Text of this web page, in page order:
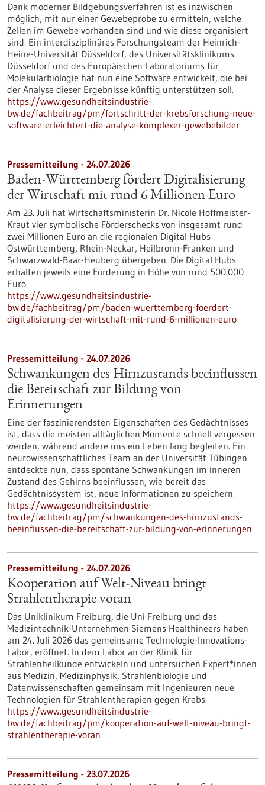
Dank moderner Bildgebungsverfahren ist es inzwischen
möglich, mit nur einer Gewebeprobe zu ermitteln, welche
Zellen im Gewebe vorhanden sind und wie diese organisiert
sind. Ein interdisziplinäres Forschungsteam der Heinrich-
Heine-Universität Düsseldorf, des Universitätsklinikums
Düsseldorf und des Europäischen Laboratoriums für
Molekularbiologie hat nun eine Software entwickelt, die bei
der Analyse dieser Ergebnisse künftig unterstützen soll.
https://www.gesundheitsindustrie-
bw.de/fachbeitrag/pm/fortschritt-der-krebsforschung-neue-
software-erleichtert-die-analyse-komplexer-gewebebilder
Pressemitteilung - 24.07.2026
Baden-Württemberg fördert Digitalisierung
der Wirtschaft mit rund 6 Millionen Euro
Am 23. Juli hat Wirtschaftsministerin Dr. Nicole Hoffmeister-
Kraut vier symbolische Förderschecks von insgesamt rund
zwei Millionen Euro an die regionalen Digital Hubs
Ostwürttemberg, Rhein-Neckar, Heilbronn-Franken und
Schwarzwald-Baar-Heuberg übergeben. Die Digital Hubs
erhalten jeweils eine Förderung in Höhe von rund 500.000
Euro.
https://www.gesundheitsindustrie-
bw.de/fachbeitrag/pm/baden-wuerttemberg-foerdert-
digitalisierung-der-wirtschaft-mit-rund-6-millionen-euro
Pressemitteilung - 24.07.2026
Schwankungen des Hirnzustands beeinflussen
die Bereitschaft zur Bildung von
Erinnerungen
Eine der faszinierendsten Eigenschaften des Gedächtnisses
ist, dass die meisten alltäglichen Momente schnell vergessen
werden, während andere uns ein Leben lang begleiten. Ein
neurowissenschaftliches Team an der Universität Tübingen
entdeckte nun, dass spontane Schwankungen im inneren
Zustand des Gehirns beeinflussen, wie bereit das
Gedächtnissystem ist, neue Informationen zu speichern.
https://www.gesundheitsindustrie-
bw.de/fachbeitrag/pm/schwankungen-des-hirnzustands-
beeinflussen-die-bereitschaft-zur-bildung-von-erinnerungen
Pressemitteilung - 24.07.2026
Kooperation auf Welt-Niveau bringt
Strahlentherapie voran
Das Uniklinikum Freiburg, die Uni Freiburg und das
Medizintechnik-Unternehmen Siemens Healthineers haben
am 24. Juli 2026 das gemeinsame Technologie-Innovations-
Labor, eröffnet. In dem Labor an der Klinik für
Strahlenheilkunde entwickeln und untersuchen Expert*innen
aus Medizin, Medizinphysik, Strahlenbiologie und
Datenwissenschaften gemeinsam mit Ingenieuren neue
Technologien für Strahlentherapien gegen Krebs.
https://www.gesundheitsindustrie-
bw.de/fachbeitrag/pm/kooperation-auf-welt-niveau-bringt-
strahlentherapie-voran
Pressemitteilung - 23.07.2026